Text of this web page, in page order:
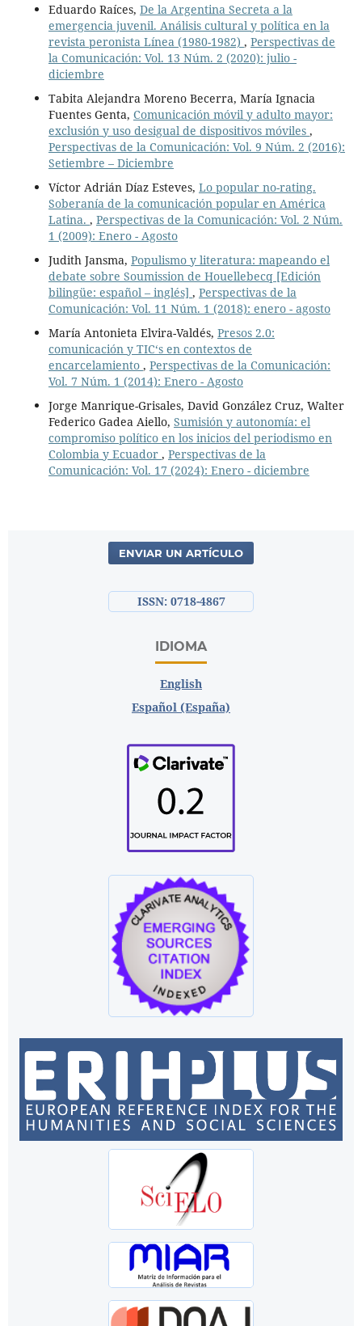
Eduardo Raíces, De la Argentina Secreta a la
emergencia juvenil. Análisis cultural y política en la
revista peronista Línea (1980-1982) , Perspectivas de
la Comunicación: Vol. 13 Núm. 2 (2020): julio -
diciembre
Tabita Alejandra Moreno Becerra, María Ignacia
Fuentes Genta, Comunicación móvil y adulto mayor:
exclusión y uso desigual de dispositivos móviles ,
Perspectivas de la Comunicación: Vol. 9 Núm. 2 (2016):
Setiembre – Diciembre
Víctor Adrián Díaz Esteves, Lo popular no-rating.
Soberanía de la comunicación popular en América
Latina. , Perspectivas de la Comunicación: Vol. 2 Núm.
1 (2009): Enero - Agosto
Judith Jansma, Populismo y literatura: mapeando el
debate sobre Soumission de Houellebecq [Edición
bilingüe: español – inglés] , Perspectivas de la
Comunicación: Vol. 11 Núm. 1 (2018): enero - agosto
María Antonieta Elvira-Valdés, Presos 2.0:
comunicación y TIC‘s en contextos de
encarcelamiento , Perspectivas de la Comunicación:
Vol. 7 Núm. 1 (2014): Enero - Agosto
Jorge Manrique-Grisales, David González Cruz, Walter
Federico Gadea Aiello, Sumisión y autonomía: el
compromiso político en los inicios del periodismo en
Colombia y Ecuador , Perspectivas de la
Comunicación: Vol. 17 (2024): Enero - diciembre
ENVIAR UN ARTÍCULO
ISSN: 0718-4867
IDIOMA
English
Español (España)